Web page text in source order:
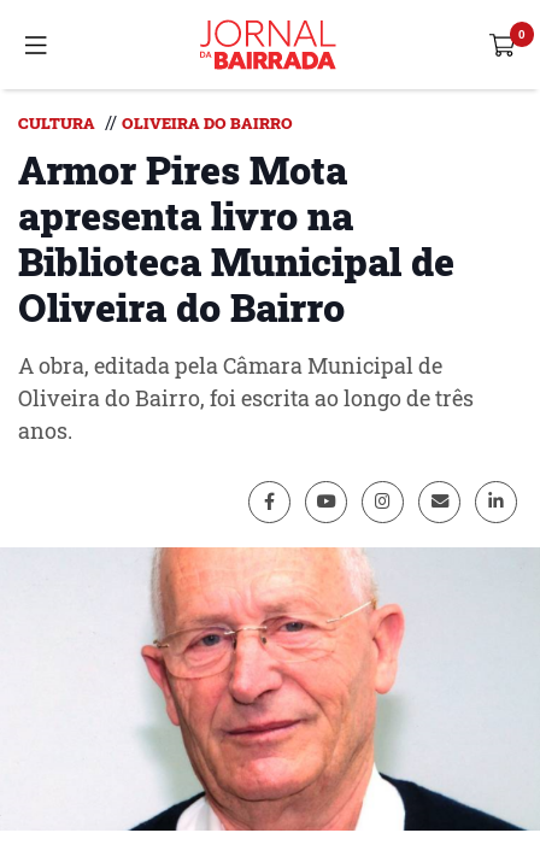
CULTURA // OLIVEIRA DO BAIRRO
Armor Pires Mota
apresenta livro na
Biblioteca Municipal de
Oliveira do Bairro
A obra, editada pela Câmara Municipal de
Oliveira do Bairro, foi escrita ao longo de três
anos.